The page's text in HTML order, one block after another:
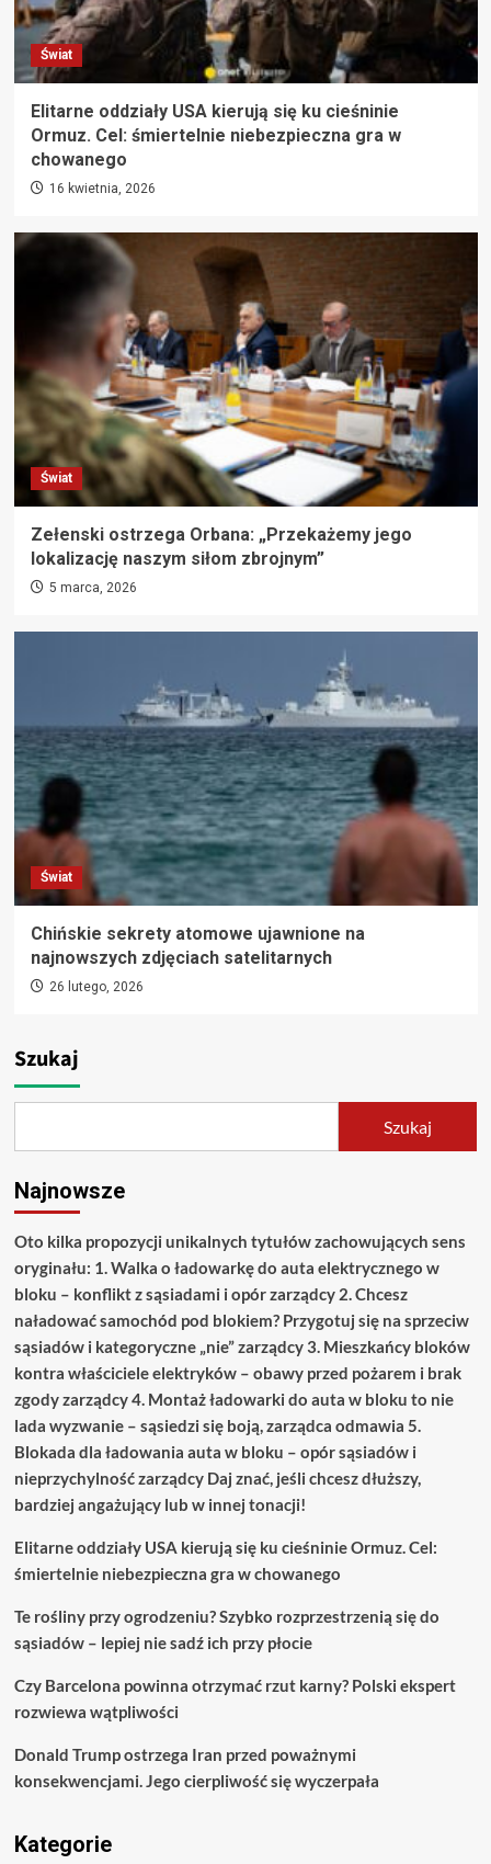
Świat
Elitarne oddziały USA kierują się ku cieśninie
Ormuz. Cel: śmiertelnie niebezpieczna gra w
chowanego
16 kwietnia, 2026
Świat
Zełenski ostrzega Orbana: „Przekażemy jego
lokalizację naszym siłom zbrojnym”
5 marca, 2026
Świat
Chińskie sekrety atomowe ujawnione na
najnowszych zdjęciach satelitarnych
26 lutego, 2026
Szukaj
Szukaj
Najnowsze
Oto kilka propozycji unikalnych tytułów zachowujących sens
oryginału: 1. Walka o ładowarkę do auta elektrycznego w
bloku – konflikt z sąsiadami i opór zarządcy 2. Chcesz
naładować samochód pod blokiem? Przygotuj się na sprzeciw
sąsiadów i kategoryczne „nie” zarządcy 3. Mieszkańcy bloków
kontra właściciele elektryków – obawy przed pożarem i brak
zgody zarządcy 4. Montaż ładowarki do auta w bloku to nie
lada wyzwanie – sąsiedzi się boją, zarządca odmawia 5.
Blokada dla ładowania auta w bloku – opór sąsiadów i
nieprzychylność zarządcy Daj znać, jeśli chcesz dłuższy,
bardziej angażujący lub w innej tonacji!
Elitarne oddziały USA kierują się ku cieśninie Ormuz. Cel:
śmiertelnie niebezpieczna gra w chowanego
Te rośliny przy ogrodzeniu? Szybko rozprzestrzenią się do
sąsiadów – lepiej nie sadź ich przy płocie
Czy Barcelona powinna otrzymać rzut karny? Polski ekspert
rozwiewa wątpliwości
Donald Trump ostrzega Iran przed poważnymi
konsekwencjami. Jego cierpliwość się wyczerpała
Kategorie